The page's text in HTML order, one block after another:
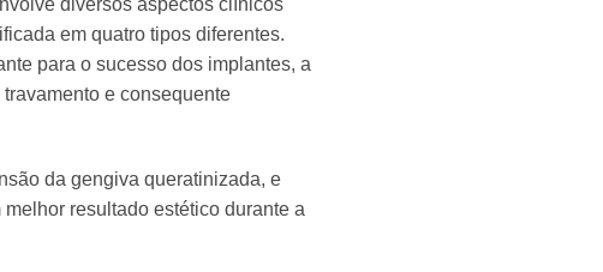
diversos aspectos clínicos
em quatro tipos diferentes.
para o sucesso dos implantes, a
e consequente
da gengiva queratinizada, e
resultado estético durante a